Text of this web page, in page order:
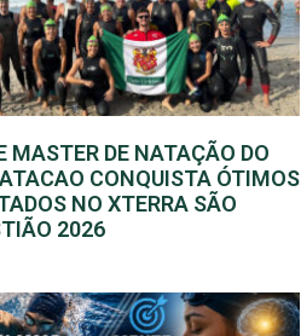
MASTER DE NATAÇÃO DO
CONQUISTA ÓTIMOS
NO XTERRA SÃO
2026